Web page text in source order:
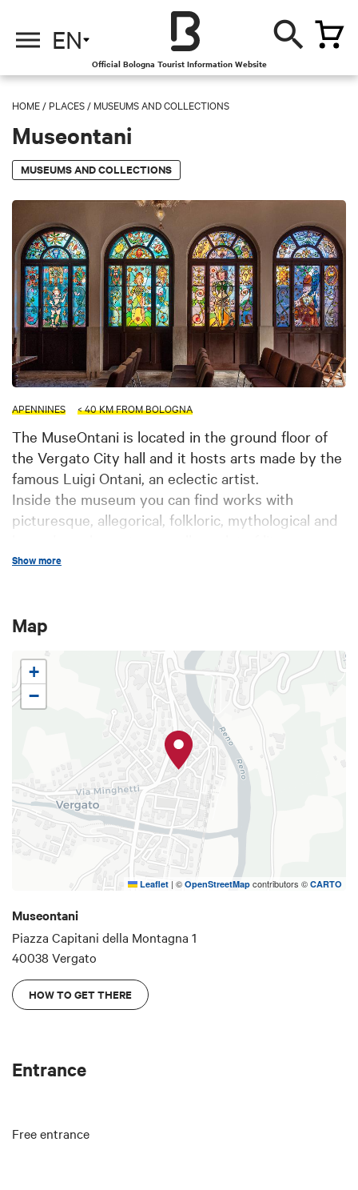
EN
Official Bologna Tourist Information Website
HOME / PLACES / MUSEUMS AND COLLECTIONS
Museontani
MUSEUMS AND COLLECTIONS
APENNINES < 40 KM FROM BOLOGNA
The MuseOntani is located in the ground floor of
the Vergato City hall and it hosts arts made by the
famous Luigi Ontani, an eclectic artist.
Inside the museum you can find works with
picturesque, allegorical, folkloric, mythological and
references. The artistic production of Maestro
wood and photography, where Luigi Ontani is the
Show more
Map
+
−
Leaflet | © OpenStreetMap contributors © CARTO
Museontani
Piazza Capitani della Montagna 1
40038 Vergato
HOW TO GET THERE
Entrance
Free entrance